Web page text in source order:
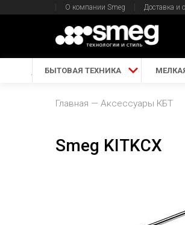
О компании Smeg Доставка и
БЫТОВАЯ ТЕХНИКА
Главная Аксессуары КБТ
Smeg KITKCX